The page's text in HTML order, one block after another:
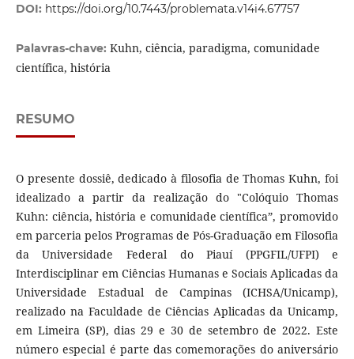
DOI: https://doi.org/10.7443/problemata.v14i4.67757
Palavras-chave: Kuhn, ciência, paradigma, comunidade
científica, história
RESUMO
O presente dossiê, dedicado à filosofia de Thomas Kuhn, foi
idealizado a partir da realização do "Colóquio Thomas
Kuhn: ciência, história e comunidade científica”, promovido
em parceria pelos Programas de Pós-Graduação em Filosofia
da Universidade Federal do Piauí (PPGFIL/UFPI) e
Interdisciplinar em Ciências Humanas e Sociais Aplicadas da
Universidade Estadual de Campinas (ICHSA/Unicamp),
realizado na Faculdade de Ciências Aplicadas da Unicamp,
em Limeira (SP), dias 29 e 30 de setembro de 2022. Este
número especial é parte das comemorações do aniversário